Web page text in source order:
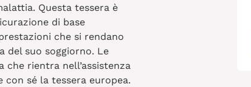
Questa tessera è
di base
che si rendano
del suo soggiorno. Le
rientra nell’assistenza
sé la tessera europea.